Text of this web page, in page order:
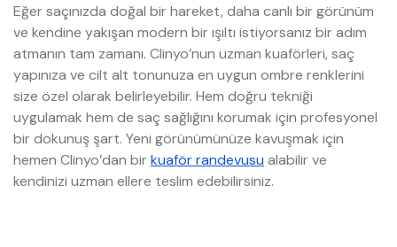
Eğer saçınızda doğal bir hareket, daha canlı bir görünüm
ve kendine yakışan modern bir ışıltı istiyorsanız bir adım
atmanın tam zamanı. Clinyo’nun uzman kuaförleri, saç
yapınıza ve cilt alt tonunuza en uygun ombre renklerini
size özel olarak belirleyebilir. Hem doğru tekniği
uygulamak hem de saç sağlığını korumak için profesyonel
bir dokunuş şart. Yeni görünümünüze kavuşmak için
hemen Clinyo’dan birkuaför randevusu alabilir ve
kendinizi uzman ellere teslim edebilirsiniz.